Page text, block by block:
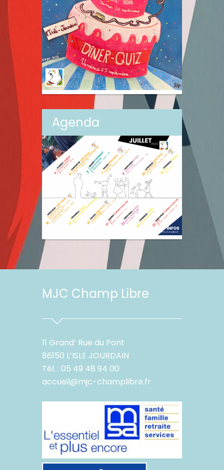
Agenda
MJC Champ Libre
11 Grand’ Rue du Pont
86150 L’ISLE JOURDAIN
Tél. : 05 49 48 94 00
accueil@mjc-champlibre.fr